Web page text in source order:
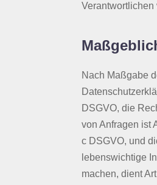
Verantwortlichen
Nach Maßgabe
DSGVO, die
von Anfragen ist
c DSGVO, und
lebenswichtige
machen, dient